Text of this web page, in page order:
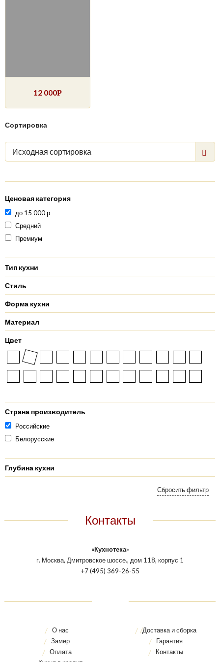
12 000Р
Сортировка
Исходная сортировка
Ценовая категория
до 15 000 р
Средний
Премиум
Тип кухни
Стиль
Форма кухни
Материал
Цвет
Страна производитель
Российские
Белорусские
Глубина кухни
Контакты
«Кухнотека»
г. Москва, Дмитровское шоссе., дом 118, корпус 1
+7 (495) 369-26-55
О нас
Замер
Оплата
Доставка и сборка
Гарантия
Контакты